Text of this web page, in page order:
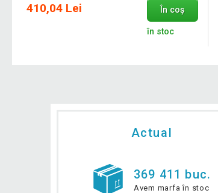
410,04 Lei În coș
în stoc
Actual
369 411 buc.
Avem marfa în stoc